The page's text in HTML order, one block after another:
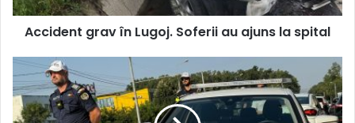
spital
Accident grav în Lugoj. Soferii au ajuns la spital
ce
surpriză
au